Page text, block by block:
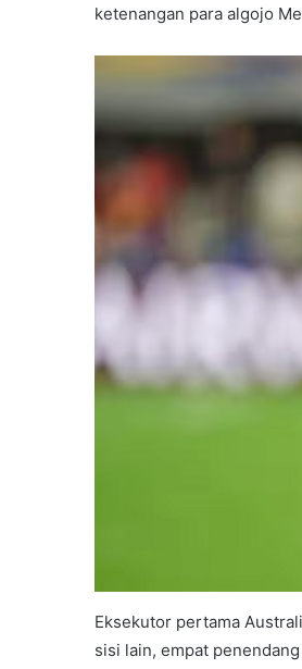
ketenangan para algojo
Eksekutor pertama
sisi lain, empat